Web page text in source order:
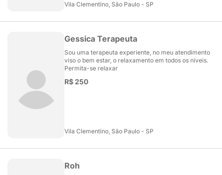
Vila Clementino, São Paulo - SP
Gessica Terapeuta
Sou uma terapeuta experiente, no meu atendimento
viso o bem estar, o relaxamento em todos os níveis.
Permita-se relaxar
R$ 250
Vila Clementino, São Paulo - SP
Roh